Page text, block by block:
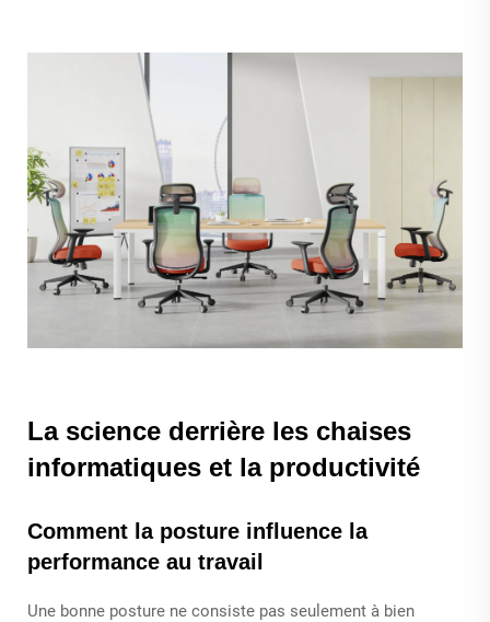
La science derrière les chaises
informatiques et la productivité
Comment la posture influence la
performance au travail
Une bonne posture ne consiste pas seulement à bien